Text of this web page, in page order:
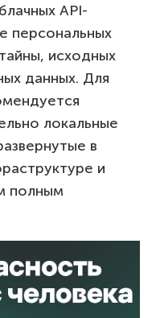
API-
персональных
исходных
данных. Для
локальные
в
и
полным